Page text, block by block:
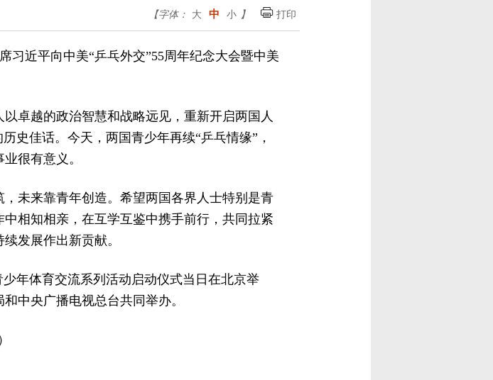
【字体： 大 中 小 】 打印
习近平向中美“乒乓外交”55周年纪念大会暨中美
卓越的政治智慧和战略远见，重新开启两国人
史佳话。今天，两国青少年再续“乒乓情缘”，
很有意义。
未来靠青年创造。希望两国各界人士特别是青
相知相亲，在互学互鉴中携手前行，共同拉紧
发展作出新贡献。
年体育交流系列活动启动仪式当日在北京举
中央广播电视总台共同举办。